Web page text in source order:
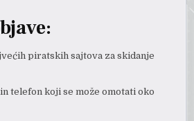
piratskih sajtova za skidanje
telefon koji se može omotati oko